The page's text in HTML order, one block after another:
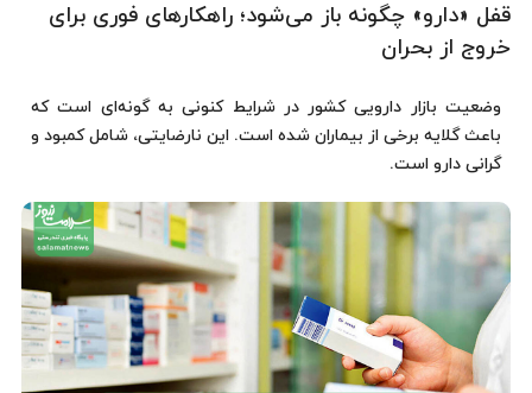
قفل «دارو» چگونه باز می‌شود؛ راهکارهای فوری برای
خروج از بحران
وضعیت بازار دارویی کشور در شرایط کنونی به گونه‌ای است که
باعث گلایه برخی از بیماران شده است. این نارضایتی، شامل کمبود و
گرانی دارو است.